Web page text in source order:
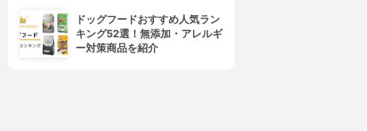
ドッグフードおすすめ人気ラン
キング52選！無添加・アレルギ
ー対策商品を紹介